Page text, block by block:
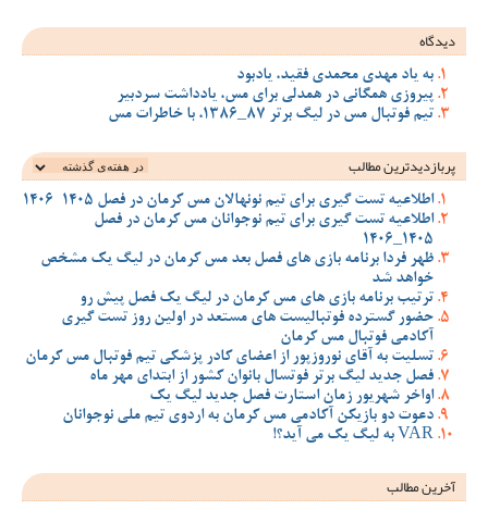
دیدگاه
به یاد مهدی محمدی فقید، یادبود
پیروزی همگانی در همدلی برای مس، یادداشت سردبیر
تیم فوتبال مس در لیگ برتر 87_1386، با خاطرات مس
پربازدیدترین‌ مطالب
اطلاعیه تست گیری برای تیم نونهالان مس کرمان در فصل 1405-1406
اطلاعیه تست گیری برای تیم نوجوانان مس کرمان در فصل
1405_1406
ظهر فردا برنامه بازی های فصل بعد مس کرمان در لیگ یک مشخص
خواهد شد
ترتیب برنامه بازی های مس کرمان در لیگ یک فصل پیش رو
حضور گسترده فوتبالیست های مستعد در اولین روز تست گیری
آکادمی فوتبال مس کرمان
تسلیت به آقای نوروزپور از اعضای کادر پزشکی تیم فوتبال مس کرمان
فصل جدید لیگ برتر فوتسال بانوان کشور از ابتدای مهر ماه
اواخر شهریور زمان استارت فصل جدید لیگ یک
دعوت دو بازیکن آکادمی مس کرمان به اردوی تیم ملی نوجوانان
VAR به لیگ یک می آید؟!
آخرین مطالب